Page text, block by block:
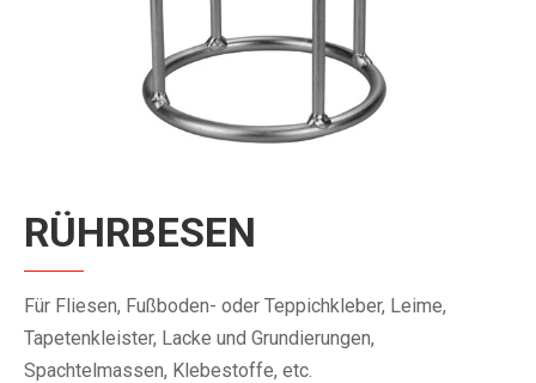
RÜHRBESEN
Für Fliesen, Fußboden- oder Teppichkleber, Leime,
Tapetenkleister, Lacke und Grundierungen,
Spachtelmassen, Klebestoffe, etc.